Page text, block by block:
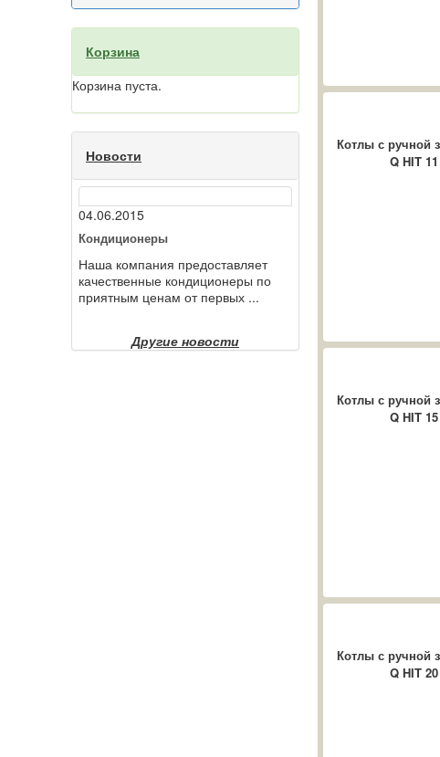
Корзина
Корзина пуста.
Новости
04.06.2015
Кондиционеры
Наша компания предоставляет
качественные кондиционеры по
приятным ценам от первых ...
Другие новости
Котлы с ручной
Q HIT 11
Котлы с ручной
Q HIT 15
Котлы с ручной
Q HIT 20